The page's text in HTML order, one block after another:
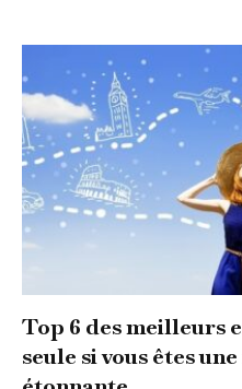
Top 6 des meilleurs
seule si vous êtes